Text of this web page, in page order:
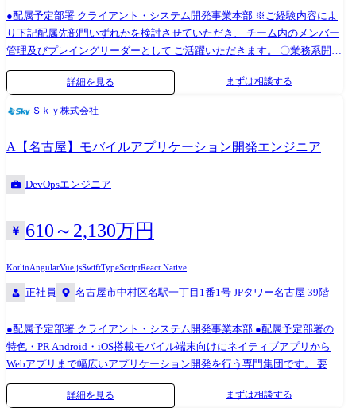
適切に組み込み・配置 ソフトウェア間の通信や依存関係を調整・チュー
ニング システム全体での機能検証・統合テスト・不具合解析/対策 ③ 次
世代通信ミドルウェアの開発・実装 セントラルECUは、車両内の各ECU
や外部クラウドと膨大なデータをやり取りする通信のハブでもありま
す。 そのため、通信ミドルウェア(DDS、SOME/IP、MQTT等)」の開発
るという、セントラルECU 特有の非常に難易度が高く面白い領域です。
≪業務委細≫ SOME/IP、DDS、MQTTなど、車内・車外通信プロトコル
のセントラルECU向け最適化と実装 異なるドメイン間でのデータ交換を
安全かつ低遅延で行うためのルーティング制御やメッセージブローカー
の開発 ※専門性や適性、会社ニーズなどを踏まえ、会社が定める業務へ
Adaptive/Classic, POSIX, Linux, HyperVisor, C/C++, Python, シェルスクリプ
ト, Doors, EnterpriseArchitect, PREEvision, JIRA/Confluence, Git, SVN,
●配属予定部署 クライアント・システム開発事業本部 ※ご経験内容によ
り下記配属先部門いずれかを検討させていただき、 チーム内のメンバー
管理及びプレイングリーダーとして ご活躍いただきます。 〇業務系開発
部門 〇組込み制御系開発部門 〇モバイル系開発部門 ●配属予定部署の特
色 ※職務内容変更の可能性:有 ※変更の範囲:会社の定める業務 〇業務系
上流から開発工程までをご担当いただきます。 急激に成長してきてお
り、優秀なリーダーが多数在籍しております。 SIerを目指し、今の課題
に全員で取組み、日々改善していくことができる組織であり、商売力の
あるメンバーと一緒に強みづくりを随時行っている勢いのある部隊とな
っております。 〇組込み制御系開発部門 カーナビ、車載ECU、医療機
す。 また、昨今需要の増えているIoTでは組込/制御系のエッジ側の技術
だけでなく、 Webフロントやサーバーアプリ、AI/画像認識など多岐に渡
ます。 〇モバイル系開発部門 携帯端末アプリやWebアプリ、Nativeアプ
や通信キャリアを中心に、様々な業界のWebアプリ開発に要件定義開
発・運用まで一貫して携わることができ、 Webアプリエンジニアとして
のスキルアップが可能です。 開発の流行に左右される分野であるため、
Agile開発やCIツールの導入は当然のこととして、新しい開発手法やツー
ルも積極的に導入しています。
詳細を見る まずは相談する
Ｓｋｙ株式会社
A【名古屋】モバイルアプリケーション開発エンジニア
DevOpsエンジニア
610～2,130万円
KotlinAngularVue.jsSwiftTypeScriptReact Native
正社員 名古屋市中村区名駅一丁目1番1号 JPタワー名古屋 39階
●配属予定部署 クライアント・システム開発事業本部 ●配属予定部署の
特色・PR Android・iOS搭載モバイル端末向けにネイティブアプリから
Webアプリまで幅広いアプリケーション開発を行う専門集団です。 要件
定義・基本設計といった上流工程から実装・試験の下流工程までこなせ
るSEクラスや元気のある若手メンバーが多く在籍しております。 開発環
詳細を見る まずは相談する